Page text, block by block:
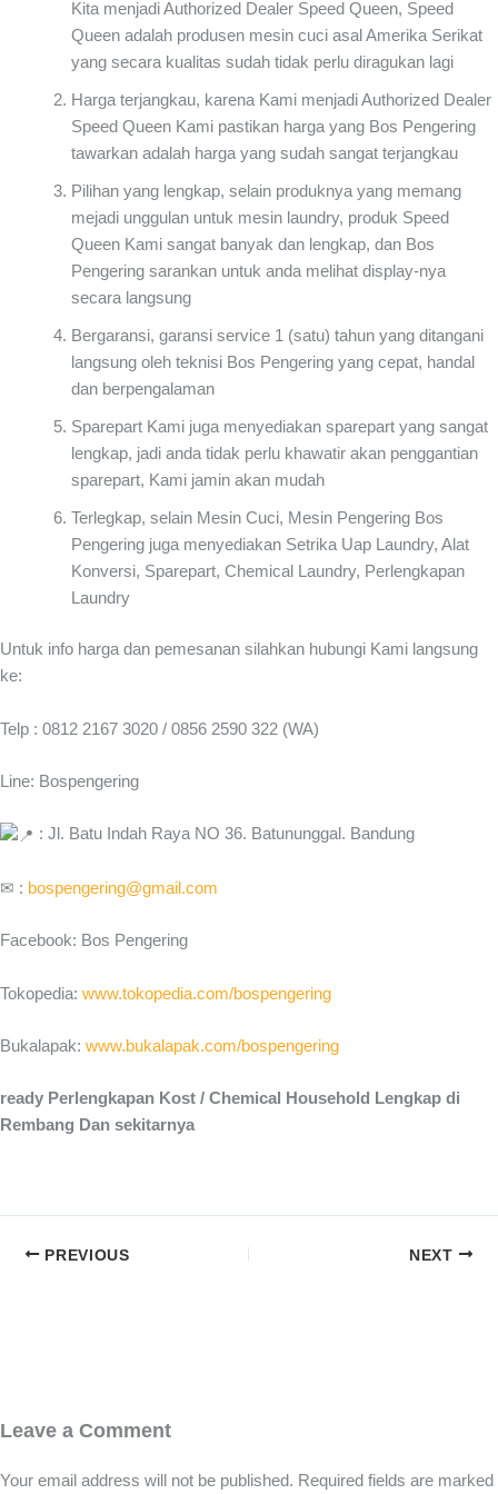
Kita menjadi Authorized Dealer Speed Queen, Speed
Queen adalah produsen mesin cuci asal Amerika Serikat
yang secara kualitas sudah tidak perlu diragukan lagi
Harga terjangkau, karena Kami menjadi Authorized Dealer
Speed Queen Kami pastikan harga yang Bos Pengering
tawarkan adalah harga yang sudah sangat terjangkau
Pilihan yang lengkap, selain produknya yang memang
mejadi unggulan untuk mesin laundry, produk Speed
Queen Kami sangat banyak dan lengkap, dan Bos
Pengering sarankan untuk anda melihat display-nya
secara langsung
Bergaransi, garansi service 1 (satu) tahun yang ditangani
langsung oleh teknisi Bos Pengering yang cepat, handal
dan berpengalaman
Sparepart Kami juga menyediakan sparepart yang sangat
lengkap, jadi anda tidak perlu khawatir akan penggantian
sparepart, Kami jamin akan mudah
Terlegkap, selain Mesin Cuci, Mesin Pengering Bos
Pengering juga menyediakan Setrika Uap Laundry, Alat
Konversi, Sparepart, Chemical Laundry, Perlengkapan
Laundry
Untuk info harga dan pemesanan silahkan hubungi Kami langsung
ke:
Telp : 0812 2167 3020 / 0856 2590 322 (WA)
Line: Bospengering
: Jl. Batu Indah Raya NO 36. Batununggal. Bandung
✉ : bospengering@gmail.com
Facebook: Bos Pengering
Tokopedia: www.tokopedia.com/bospengering
Bukalapak: www.bukalapak.com/bospengering
ready Perlengkapan Kost / Chemical Household Lengkap di
Rembang Dan sekitarnya
PREVIOUS NEXT
Leave a Comment
Your email address will not be published. Required fields are marked